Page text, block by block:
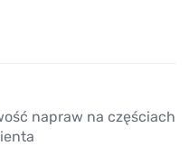
napraw na częściach